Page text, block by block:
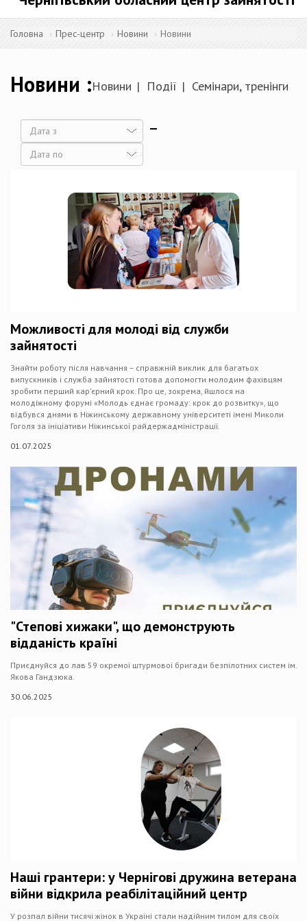
Головна Прес-центр Новини Новини
Новини Новини Події Семінари, тренінги
Дата
Можливості для молоді від служби
зайнятості
Знайти роботу після навчання – справжній виклик для багатьох
випускників і служба зайнятості готова допомогти молодим фахівцям
зробити перший кар’єрний крок. Про це, зокрема, йшлося на
молодіжному форумі «Молодь єднає громаду: крок до розвитку», що
відбувся днями в Ніжинському державному університеті імені Миколи
Гоголя за ініціативи Ніжинської райдержадміністрації.
01.07.2025
"Степові хижаки", що демонструють
відданість країні
Приєднуйся до лав 59 окремої штурмової бригади безпілотних систем ім.
Якова Гандзюка.
30.06.2025
Наші грантери: у Чернігові дружина ветерана
війни відкрила реабілітаційний центр
У розпал війни тисячі жінок в Україні стали надійним тилом для своїх